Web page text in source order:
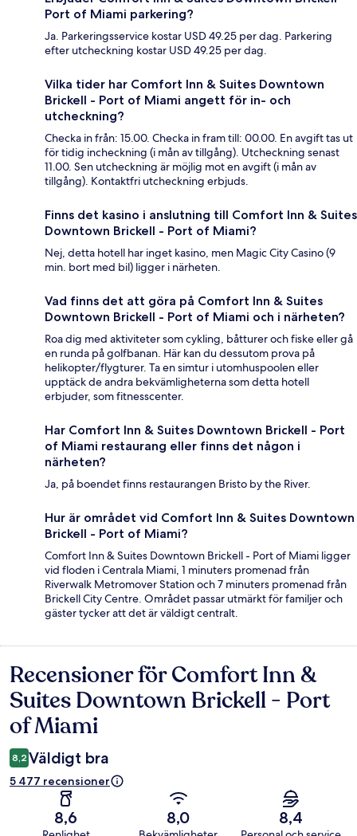
Port of Miami parkering?
Ja. Parkeringsservice kostar USD 49.25 per dag. Parkering
efter utcheckning kostar USD 49.25 per dag.
Vilka tider har Comfort Inn & Suites Downtown
Brickell - Port of Miami angett för in- och
utcheckning?
Checka in från: 15.00. Checka in fram till: 00.00. En avgift tas ut
för tidig incheckning (i mån av tillgång). Utcheckning senast
11.00. Sen utcheckning är möjlig mot en avgift (i mån av
tillgång). Kontaktfri utcheckning erbjuds.
Finns det kasino i anslutning till Comfort Inn & Suites
Downtown Brickell - Port of Miami?
Nej, detta hotell har inget kasino, men Magic City Casino (9
min. bort med bil) ligger i närheten.
Vad finns det att göra på Comfort Inn & Suites
Downtown Brickell - Port of Miami och i närheten?
Roa dig med aktiviteter som cykling, båtturer och fiske eller gå
en runda på golfbanan. Här kan du dessutom prova på
helikopter/flygturer. Ta en simtur i utomhuspoolen eller
upptäck de andra bekvämligheterna som detta hotell
erbjuder, som fitnesscenter.
Har Comfort Inn & Suites Downtown Brickell - Port
of Miami restaurang eller finns det någon i
närheten?
Ja, på boendet finns restaurangen Bristo by the River.
Hur är området vid Comfort Inn & Suites Downtown
Brickell - Port of Miami?
Comfort Inn & Suites Downtown Brickell - Port of Miami ligger
vid floden i Centrala Miami, 1 minuters promenad från
Riverwalk Metromover Station och 7 minuters promenad från
Brickell City Centre. Området passar utmärkt för familjer och
gäster tycker att det är väldigt centralt.
Recensioner
Recensioner för Comfort Inn &
Suites Downtown Brickell - Port
of Miami
8,2 Väldigt bra
5 477 recensioner
8,6 8,0 8,4